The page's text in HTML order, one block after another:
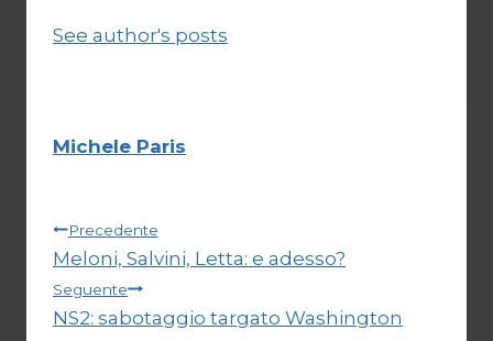
See author's posts
Michele Paris
Navigazione
articoli
Precedente
Meloni, Salvini, Letta: e adesso?
Seguente
NS2: sabotaggio targato Washington